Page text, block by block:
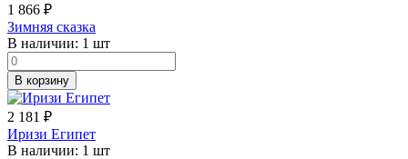
1 866 ₽
Зимняя сказка
В наличии: 1 шт
В корзину
2 181 ₽
Иризи Египет
В наличии: 1 шт